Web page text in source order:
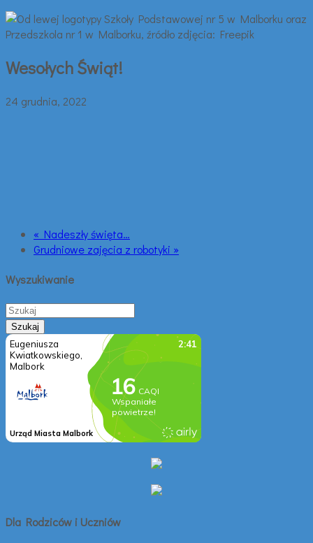
Wesołych Świąt!
24 grudnia, 2022
« Nadeszły święta…
Grudniowe zajęcia z robotyki »
Wyszukiwanie
Dla Rodziców i Uczniów